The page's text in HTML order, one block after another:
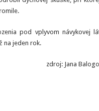
pod vplyvom návykovej
na jeden rok.
zdroj: Jana